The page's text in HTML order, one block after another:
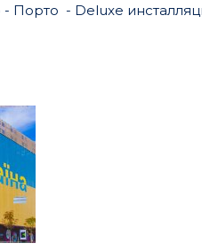
Порто - Deluxe